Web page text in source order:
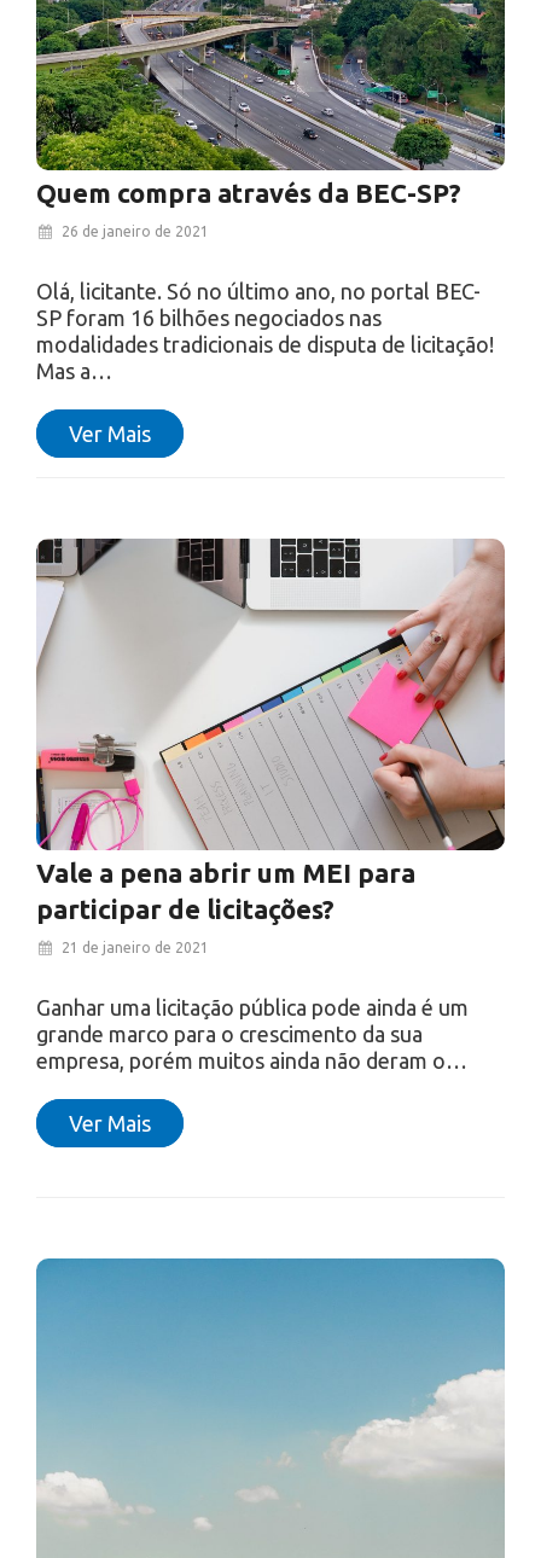
Ver Mais
Quem compra através da BEC-SP?
26 de janeiro de 2021
Olá, licitante. Só no último ano, no portal BEC-
SP foram 16 bilhões negociados nas
modalidades tradicionais de disputa de licitação!
Mas a…
Ver Mais
Vale a pena abrir um MEI para
participar de licitações?
21 de janeiro de 2021
Ganhar uma licitação pública pode ainda é um
grande marco para o crescimento da sua
empresa, porém muitos ainda não deram o…
Ver Mais